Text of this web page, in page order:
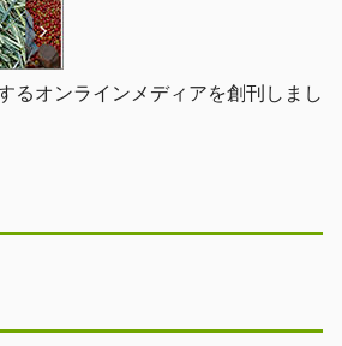
るオンラインメディアを創刊しまし